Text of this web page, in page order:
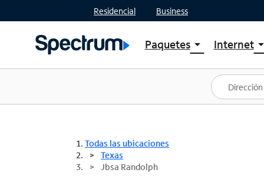
Residencial Business
Paquetesarrow_drop_down
Ver paquetes
Spectrum One
Mejores ofertas
Internetarrow_drop_down
Planes
Todas las ubicaciones
Texas
Jbsa Randolph